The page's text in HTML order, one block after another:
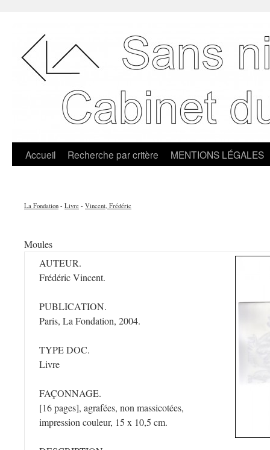
Accueil Recherche par critère MENTIONS LÉGALES
La Fondation - Livre - Vincent, Frédéric
Moules
AUTEUR.
Frédéric Vincent.
PUBLICATION.
Paris, La Fondation, 2004.
TYPE DOC.
Livre
FAÇONNAGE.
[16 pages], agrafées, non massicotées,
impression couleur, 15 x 10,5 cm.